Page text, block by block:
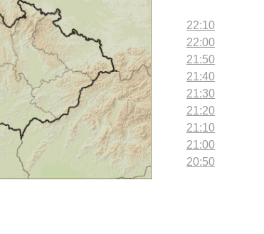
22:10
22:00
21:50
21:40
21:30
21:20
21:10
21:00
20:50